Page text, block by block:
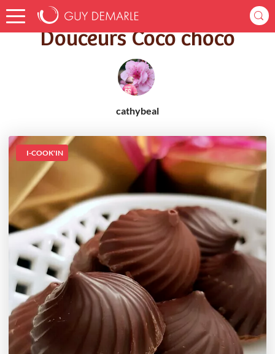
Accueil Recettes Douceurs Coco choco
Douceurs Coco choco
cathybeal
I-COOK'IN